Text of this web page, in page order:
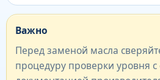
Важно
Перед заменой масла
процедуру проверки уровня с